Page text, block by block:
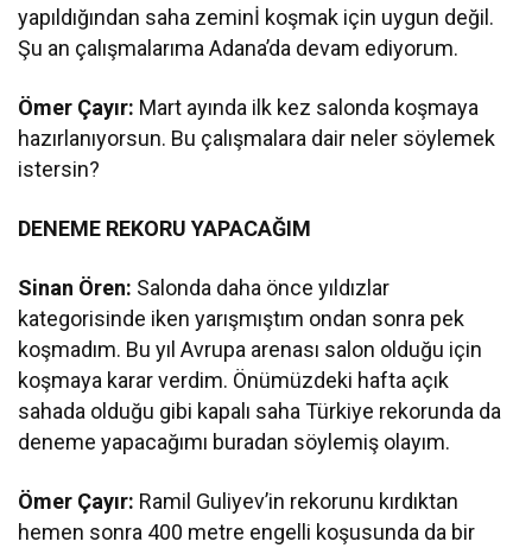
yapıldığından saha zeminİ koşmak için uygun değil.
Şu an çalışmalarıma Adana’da devam ediyorum.
Ömer Çayır: Mart ayında ilk kez salonda koşmaya
hazırlanıyorsun. Bu çalışmalara dair neler söylemek
istersin?
DENEME REKORU YAPACAĞIM
Sinan Ören: Salonda daha önce yıldızlar
kategorisinde iken yarışmıştım ondan sonra pek
koşmadım. Bu yıl Avrupa arenası salon olduğu için
koşmaya karar verdim. Önümüzdeki hafta açık
sahada olduğu gibi kapalı saha Türkiye rekorunda da
deneme yapacağımı buradan söylemiş olayım.
Ömer Çayır: Ramil Guliyev’in rekorunu kırdıktan
hemen sonra 400 metre engelli koşusunda da bir